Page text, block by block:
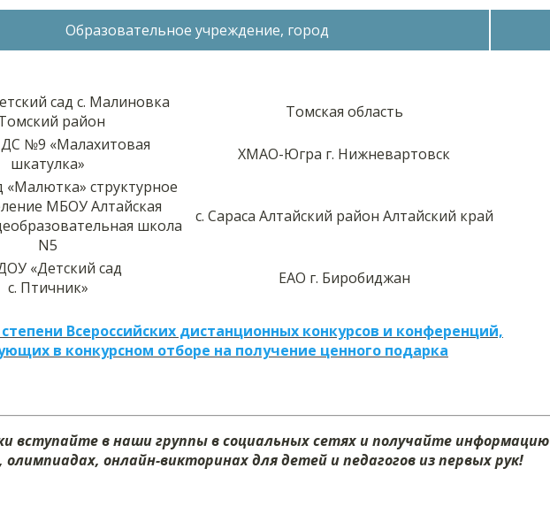
Образовательное учреждение, город
сад с. Малиновка
район
Томская область
№9 «Малахитовая
шкатулка»
ХМАО-Югра г. Нижневартовск
«Малютка» структурное
МБОУ Алтайская
школа
N5
с. Сараса Алтайский район Алтайский край
«Детский сад
с. Птичник»
ЕАО г. Биробиджан
Всероссийских дистанционных конкурсов и конференций,
в конкурсном отборе на получение ценного подарка
вступайте в наши группы в социальных сетях и получайте информацию
олимпиадах, онлайн-викторинах для детей и педагогов из первых рук!